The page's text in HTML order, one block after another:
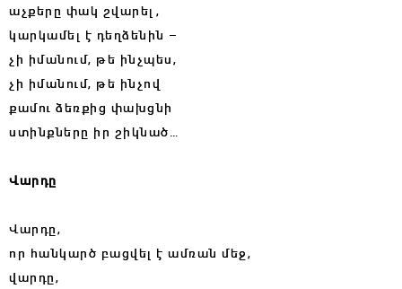
աչքերը փակ շվարել,
կարկամել է դեղձենին –
չի իմանում, թե ինչպես,
չի իմանում, թե ինչով
քամու ձեռքից փախցնի
ստինքները իր շիկնած…
Վարդը
Վարդը,
որ հանկարծ բացվել է ամռան մեջ,
վարդը,